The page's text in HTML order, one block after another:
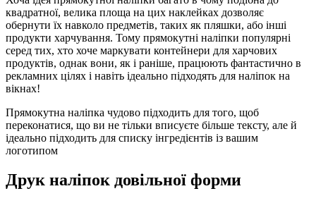
квадратної, велика площа на цих наклейках дозволяє
обернути їх навколо предметів, таких як пляшки, або інші
продукти харчування. Тому прямокутні наліпки популярні
серед тих, хто хоче маркувати контейнери для харчових
продуктів, однак вони, як і раніше, працюють фантастично в
рекламних цілях і навіть ідеально підходять для наліпок на
вікнах!
Прямокутна наліпка чудово підходить для того, щоб
переконатися, що ви не тільки вписуєте більше тексту, але й
ідеально підходить для списку інгредієнтів із вашим
логотипом
Друк наліпок довільної форми